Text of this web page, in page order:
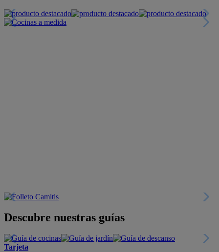
Descubre nuestras guías
Tarjeta